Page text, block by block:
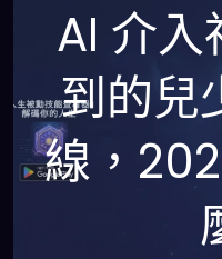
AI 介
到的兒
線，